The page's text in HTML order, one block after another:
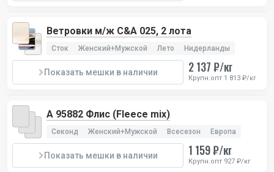
Ветровки м/ж C&A 025, 2 лота
Сток Женский+Мужской Лето Нидерланды
Показать мешки в наличии 2 137 ₽/кг
Крупн.опт 1 813 ₽/кг
А 95882 Флис (Fleece mix)
Секонд Женский+Мужской Всесезон Европа
Показать мешки в наличии 1 159 ₽/кг
Крупн.опт 927 ₽/кг